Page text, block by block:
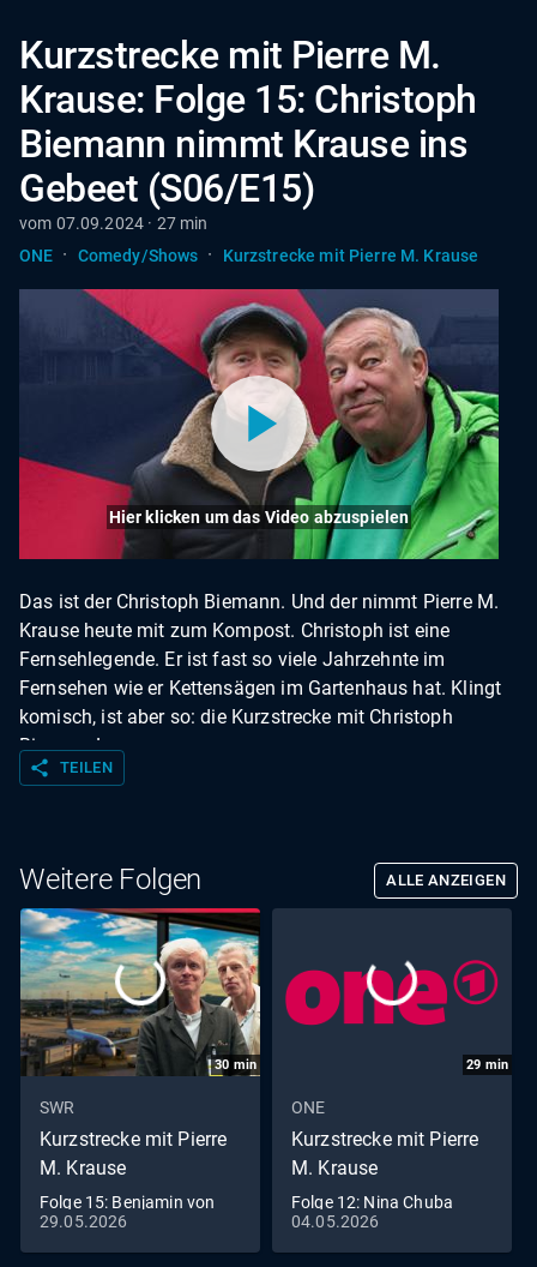
Kurzstrecke mit Pierre M.
Krause: Folge 15: Christoph
Biemann nimmt Krause ins
Gebeet (S06/E15)
vom 07.09.2024 · 27 min
ONE · Comedy/Shows · Kurzstrecke mit Pierre M. Krause
Hier klicken um das Video abzuspielen
Das ist der Christoph Biemann. Und der nimmt Pierre M.
Krause heute mit zum Kompost. Christoph ist eine
Fernsehlegende. Er ist fast so viele Jahrzehnte im
Fernsehen wie er Kettensägen im Gartenhaus hat. Klingt
komisch, ist aber so: die Kurzstrecke mit Christoph
Biemann!
share TEILEN
Weitere Folgen ALLE ANZEIGEN
30 min
SWR
Kurzstrecke mit Pierre
M. Krause
Folge 15: Benjamin von
Stuckrad-Barre hebt ab
(S07/E15)
29.05.2026
29 min
ONE
Kurzstrecke mit Pierre
M. Krause
Folge 12: Nina Chuba
rödelt (S05/E12)
04.05.2026